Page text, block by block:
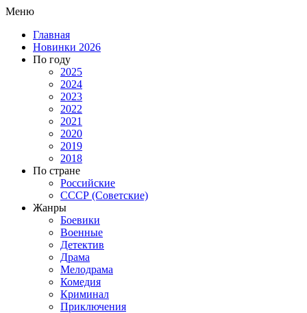
Меню
Главная
Новинки 2026
По году
2025
2024
2023
2022
2021
2020
2019
2018
По стране
Российские
СССР (Советские)
Жанры
Боевики
Военные
Детектив
Драма
Мелодрама
Комедия
Криминал
Приключения